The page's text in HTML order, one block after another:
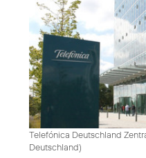
Telefónica Deutschland
Deutschland)